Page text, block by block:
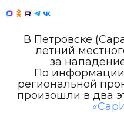
В Петровске
летний
за
По
региональной
произошли в два